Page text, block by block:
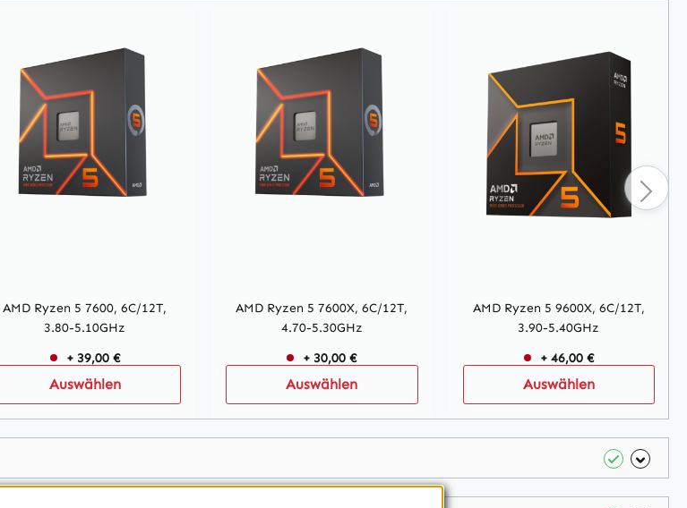
AMD Ryzen 5 7600, 6C/12T,
3.80-5.10GHz
+ 39,00 €
Auswählen
AMD Ryzen 5 7600X, 6C/12T,
4.70-5.30GHz
+ 30,00 €
Auswählen
AMD Ryzen 5 9600X, 6C/12T,
3.90-5.40GHz
+ 46,00 €
Auswählen